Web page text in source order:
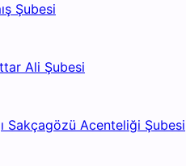
Şubesi
Ali Şubesi
Sakçagözü Acenteliği Şubesi